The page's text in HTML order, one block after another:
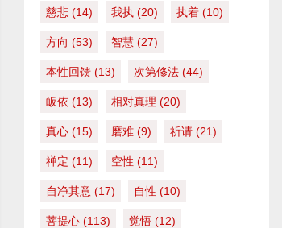
慈悲 (14) 我执 (20) 执着 (10)
方向 (53) 智慧 (27)
本性回馈 (13) 次第修法 (44)
皈依 (13) 相对真理 (20)
真心 (15) 磨难 (9) 祈请 (21)
禅定 (11) 空性 (11)
自净其意 (17) 自性 (10)
菩提心 (113) 觉悟 (12)